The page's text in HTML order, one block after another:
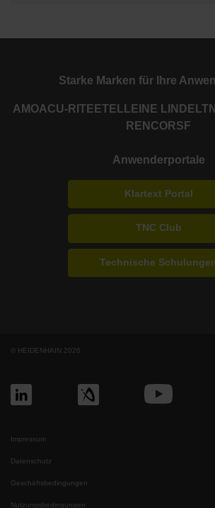
Starke Marken für Ihre
AMOACU-RITE ETEL LEINE LINDE LTN
RENCORSF
Anwenderportale
Klartext Portal
TNC Club
Technische
© HEIDENHAIN 2026
Impressum
Datenschutz
Geschäftsbedingungen
Nutzungsbedingungen